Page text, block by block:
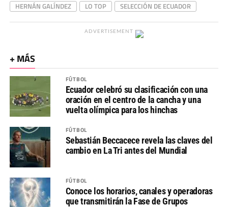
HERNÁN GALÍNDEZ
LO TOP SELECCIÓN DE ECUADOR
ADVERTISEMENT
+ MÁS
FÚTBOL
Ecuador celebró su clasificación con una
oración en el centro de la cancha y una
vuelta olímpica para los hinchas
FÚTBOL
Sebastián Beccacece revela las claves del
cambio en La Tri antes del Mundial
FÚTBOL
Conoce los horarios, canales y operadoras
que transmitirán la Fase de Grupos